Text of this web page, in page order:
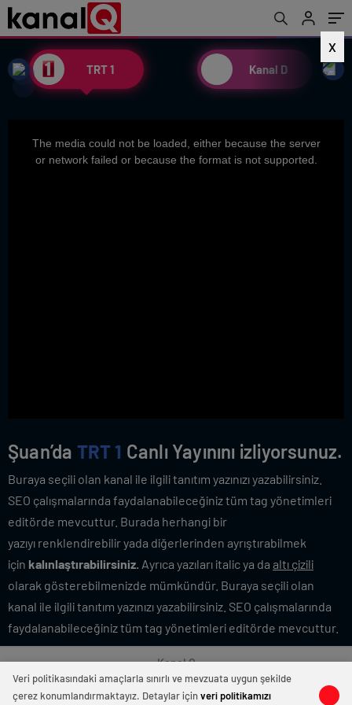
X
TRT 1 Kanal D
The media could not be loaded, either because the server
or network failed or because the format is not supported.
Şuan’da TRT 1 Canlı Yayınını izliyorsunuz.
Buraya seçili olan kanal ile ilgili tanıtım yazınızı yazabilirsiniz.
SEO çalışmalarında faydalanabileceğiniz tüm tag yönetimleri
editörde mevcuttur. Burada herhangi bir
yazıyı renklendirebilir yada diğerlerinden ayrıştırabilmek
için kalınlaştırabilirsiniz. Ayrıca yazıları italic ya da altı çizili
olarak gösterebilmenizde mümkündür. Buraya seçili olan
kanal ile ilgili tanıtım yazınızı yazabilirsiniz. SEO çalışmalarında
faydalanabileceğiniz tüm tag yönetimleri editörde mevcuttur.
Kanal Q
Veri politikasındaki amaçlarla sınırlı ve mevzuata uygun şekilde
çerez konumlandırmaktayız. Detaylar içinveri politikamızı